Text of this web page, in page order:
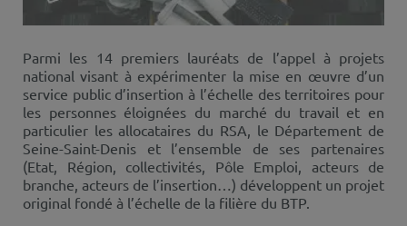
Parmi les 14 premiers lauréats de l’appel à projets
national visant à expérimenter la mise en œuvre d’un
service public d’insertion à l’échelle des territoires pour
les personnes éloignées du marché du travail et en
particulier les allocataires du RSA, le Département de
Seine-Saint-Denis et l’ensemble de ses partenaires
(Etat, Région, collectivités, Pôle Emploi, acteurs de
branche, acteurs de l’insertion…) développent un projet
original fondé à l’échelle de la filière du BTP.